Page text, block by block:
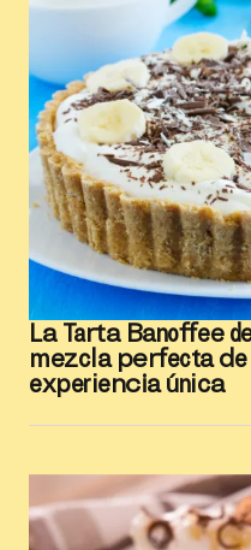
La Tarta Banoffee
mezcla perfecta
experiencia única